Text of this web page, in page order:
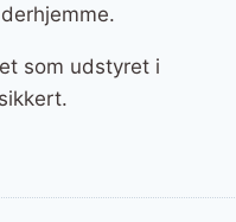
som udstyret i